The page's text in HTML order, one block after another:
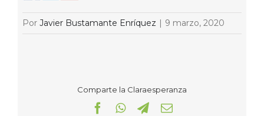
Por Javier Bustamante Enríquez 9 marzo, 2020
Comparte la Claraesperanza
Facebook
WhatsApp
Telegram
Correo